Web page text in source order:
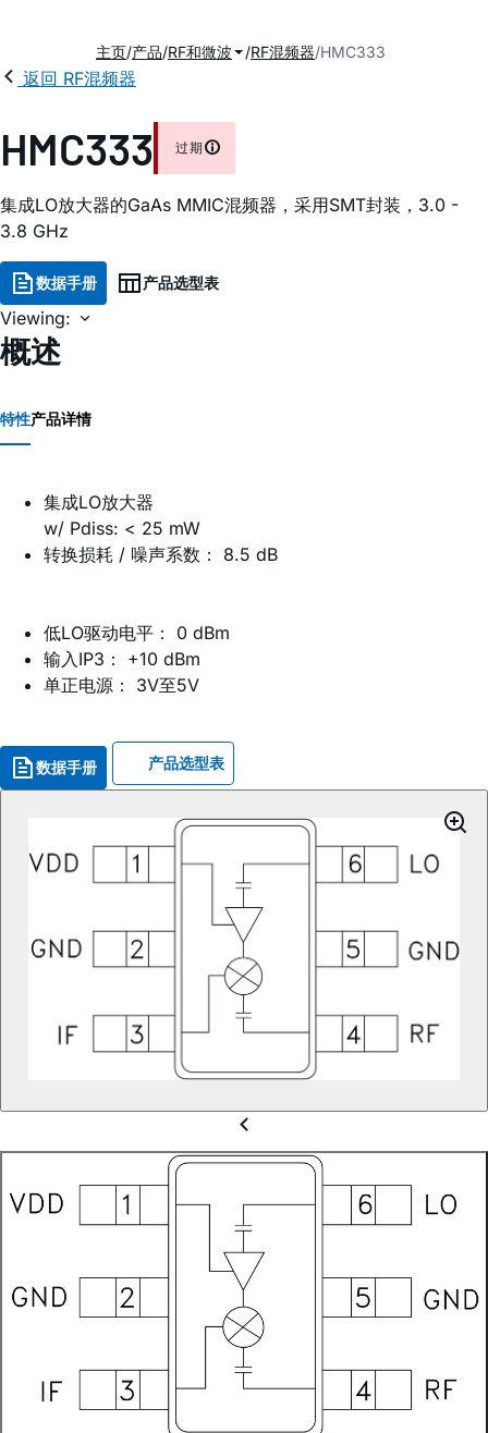
主页 产品 RF和微波 RF混频器 HMC333
返回 RF混频器
HMC333 过期
集成LO放大器的GaAs MMIC混频器，采用SMT封装，3.0 -
3.8 GHz
数据手册 产品选型表
Viewing:
概述
特性产品详情
集成LO放大器
w/ Pdiss: < 25 mW
转换损耗 / 噪声系数： 8.5 dB
低LO驱动电平： 0 dBm
输入IP3： +10 dBm
单正电源： 3V至5V
数据手册 产品选型表